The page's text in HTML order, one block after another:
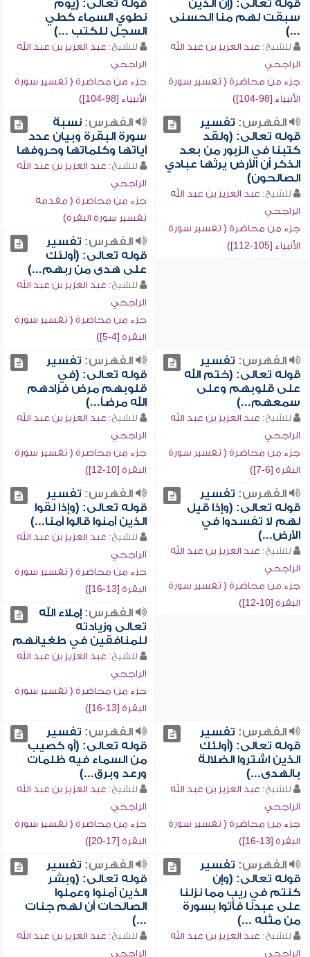
قوله تعالى: (إن الذين
سبقت لهم منا الحسنى
...)
للشيخ: عبد العزيز بن عبد الله
الراجحي
جزء من محاضرة ( تفسير سورة
الأنبياء [98-104])
قوله تعالى: (يوم
نطوي السماء كطي
السجل للكتب ...)
للشيخ: عبد العزيز بن عبد الله
الراجحي
جزء من محاضرة ( تفسير سورة
الأنبياء [98-104])
الفهرس: تفسير
قوله تعالى: (ولقد
كتبنا في الزبور من بعد
الذكر أن الأرض يرثها عبادي
الصالحون)
للشيخ: عبد العزيز بن عبد الله
الراجحي
جزء من محاضرة ( تفسير سورة
الأنبياء [105-112])
الفهرس:نسبة
سورة البقرة وبيان عدد
آياتها وكلماتها وحروفها
للشيخ: عبد العزيز بن عبد الله
الراجحي
جزء من محاضرة ( مقدمة
تفسير سورة البقرة)
الفهرس: تفسير
قوله تعالى: (أولئك
على هدى من ربهم...)
للشيخ: عبد العزيز بن عبد الله
الراجحي
جزء من محاضرة ( تفسير سورة
البقرة [4-5])
الفهرس: تفسير
قوله تعالى: (ختم الله
على قلوبهم وعلى
سمعهم...)
للشيخ: عبد العزيز بن عبد الله
الراجحي
جزء من محاضرة ( تفسير سورة
البقرة [6-7])
الفهرس: تفسير
قوله تعالى: (في
قلوبهم مرض فزادهم
الله مرضاً...)
للشيخ: عبد العزيز بن عبد الله
الراجحي
جزء من محاضرة ( تفسير سورة
البقرة [10-12])
الفهرس: تفسير
قوله تعالى: (وإذا قيل
لهم لا تفسدوا في
الأرض...)
للشيخ: عبد العزيز بن عبد الله
الراجحي
جزء من محاضرة ( تفسير سورة
البقرة [10-12])
الفهرس: تفسير
قوله تعالى: (وإذا لقوا
الذين آمنوا قالوا آمنا...)
للشيخ: عبد العزيز بن عبد الله
الراجحي
جزء من محاضرة ( تفسير سورة
البقرة [13-16])
الفهرس:إملاء الله
تعالى وزيادته
للمنافقين في طغيانهم
للشيخ: عبد العزيز بن عبد الله
الراجحي
جزء من محاضرة ( تفسير سورة
البقرة [13-16])
الفهرس: تفسير
قوله تعالى: (أولئك
الذين اشتروا الضلالة
بالهدى...)
للشيخ: عبد العزيز بن عبد الله
الراجحي
جزء من محاضرة ( تفسير سورة
البقرة [13-16])
الفهرس: تفسير
قوله تعالى: (أو كصيب
من السماء فيه ظلمات
ورعد وبرق...)
للشيخ: عبد العزيز بن عبد الله
الراجحي
جزء من محاضرة ( تفسير سورة
البقرة [17-20])
الفهرس: تفسير
قوله تعالى: (وإن
كنتم في ريب مما نزلنا
على عبدنا فأتوا بسورة
من مثله ...)
للشيخ: عبد العزيز بن عبد الله
الراجحي
الفهرس: تفسير
قوله تعالى: (وبشر
الذين آمنوا وعملوا
الصالحات أن لهم جنات
...)
للشيخ: عبد العزيز بن عبد الله
الراجحي